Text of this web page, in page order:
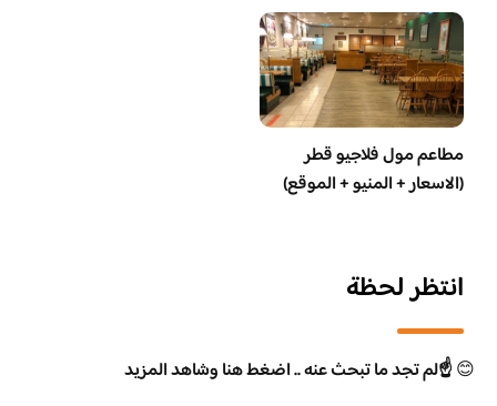
مطاعم مول فلاجيو قطر
(الاسعار + المنيو + الموقع)
انتظر لحظة
😊☝️لم تجد ما تبحث عنه .. اضغط هنا وشاهد المزيد